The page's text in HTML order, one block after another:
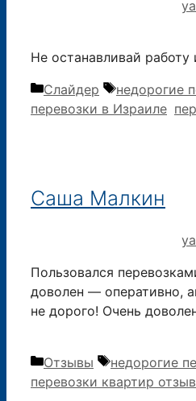
Не останавливай работу
Рубрики
Слайдер Метки
недорогие
перевозки в Израиле
Саша Малкин
Пользовался
доволен — оперативно,
не дорого! Очень
Рубрики
Отзывы Метки
недорогие
перевозки квартир